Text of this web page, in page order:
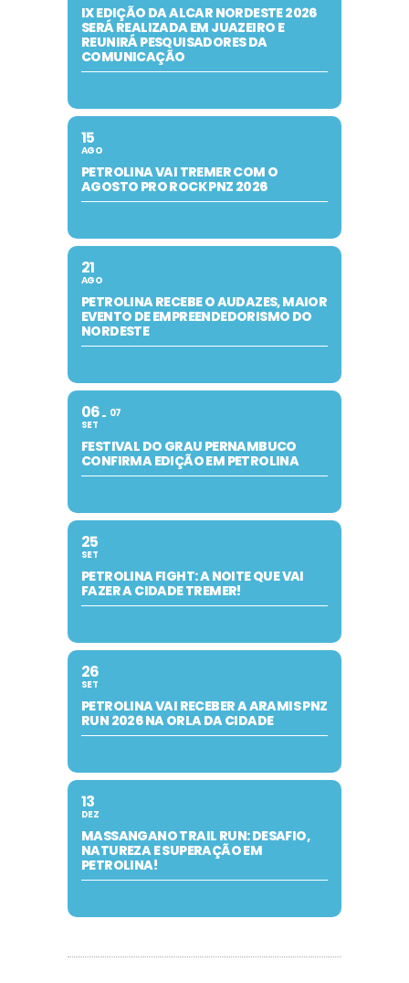
IX EDIÇÃO DA ALCAR NORDESTE 2026
SERÁ REALIZADA EM JUAZEIRO E
REUNIRÁ PESQUISADORES DA
COMUNICAÇÃO
15
AGO
PETROLINA VAI TREMER COM O
AGOSTO PRO ROCK PNZ 2026
21
AGO
PETROLINA RECEBE O AUDAZES, MAIOR
EVENTO DE EMPREENDEDORISMO DO
NORDESTE
06
SET
07
FESTIVAL DO GRAU PERNAMBUCO
CONFIRMA EDIÇÃO EM PETROLINA
25
SET
PETROLINA FIGHT: A NOITE QUE VAI
FAZER A CIDADE TREMER!
26
SET
PETROLINA VAI RECEBER A ARAMIS PNZ
RUN 2026 NA ORLA DA CIDADE
13
DEZ
MASSANGANO TRAIL RUN: DESAFIO,
NATUREZA E SUPERAÇÃO EM
PETROLINA!